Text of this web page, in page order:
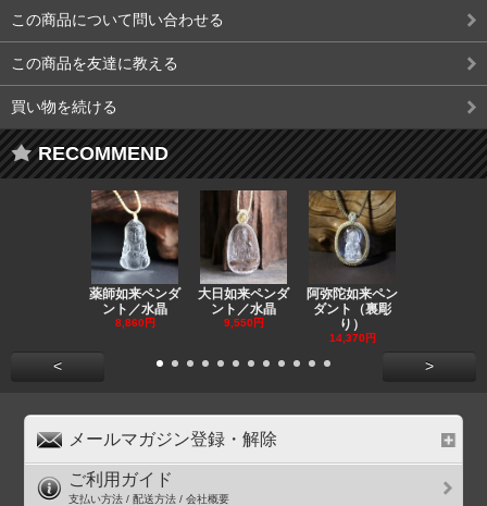
この商品について問い合わせる
この商品を友達に教える
買い物を続ける
RECOMMEND
薬師如来ペンダ
ント／水晶
8,860円
大日如来ペンダ
ント／水晶
9,550円
阿弥陀如来ペン
ダント（裏彫
り）
14,370円
< >
メールマガジン登録・解除
ご利用ガイド
支払い方法 / 配送方法 / 会社概要